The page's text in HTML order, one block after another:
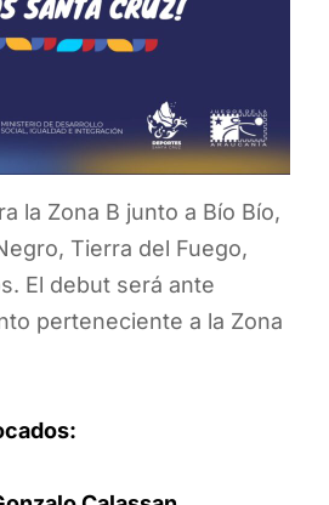
la Zona B junto a Bío Bío,
Tierra del Fuego,
El debut será ante
perteneciente a la Zona